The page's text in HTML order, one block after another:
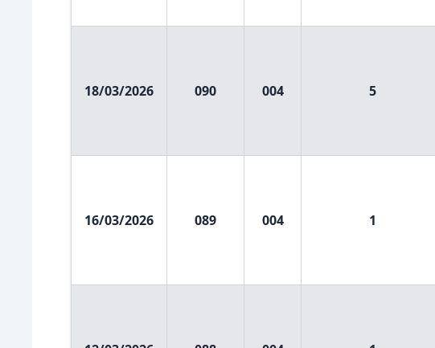
18/03/2026 090 004 5
16/03/2026 089 004 1